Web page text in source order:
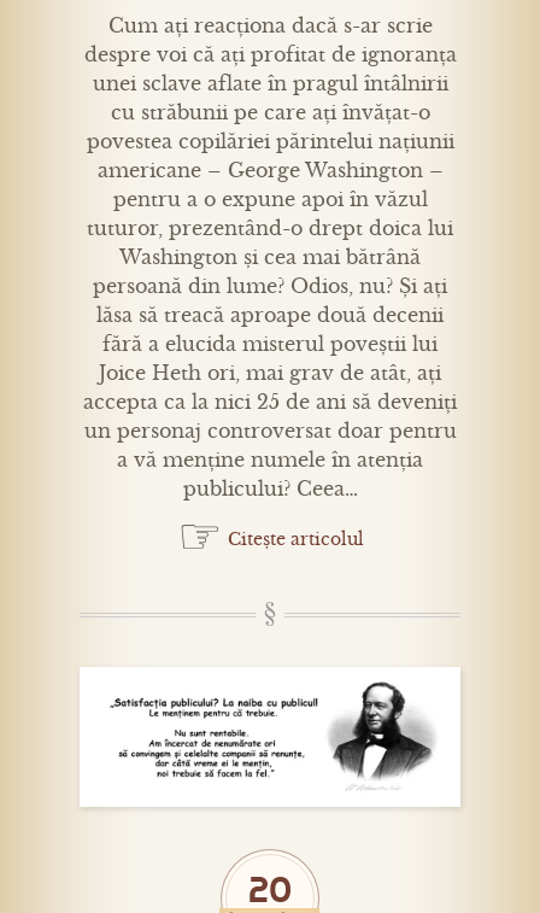
Cum ați reacționa dacă s-ar scrie
despre voi că ați profitat de ignoranța
unei sclave aflate în pragul întâlnirii
cu străbunii pe care ați învățat-o
povestea copilăriei părintelui națiunii
americane – George Washington –
pentru a o expune apoi în văzul
tuturor, prezentând-o drept doica lui
Washington și cea mai bătrână
persoană din lume? Odios, nu? Și ați
lăsa să treacă aproape două decenii
fără a elucida misterul poveștii lui
Joice Heth ori, mai grav de atât, ați
accepta ca la nici 25 de ani să deveniți
un personaj controversat doar pentru
a vă menține numele în atenția
publicului? Ceea…
☞ Citește articolul
20